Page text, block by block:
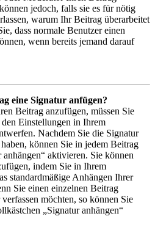
jedoch, falls sie es für nötig
warum Ihr Beitrag überarbeitet
dass normale Benutzer einen
wenn bereits jemand darauf
eine Signatur anfügen?
Beitrag anzufügen, müssen Sie
Einstellungen in Ihrem
Nachdem Sie die Signatur
können Sie in jedem Beitrag
anhängen“ aktivieren. Sie können
indem Sie in Ihrem
standardmäßige Anhängen Ihrer
Sie einen einzelnen Beitrag
möchten, so können Sie
„Signatur anhängen“